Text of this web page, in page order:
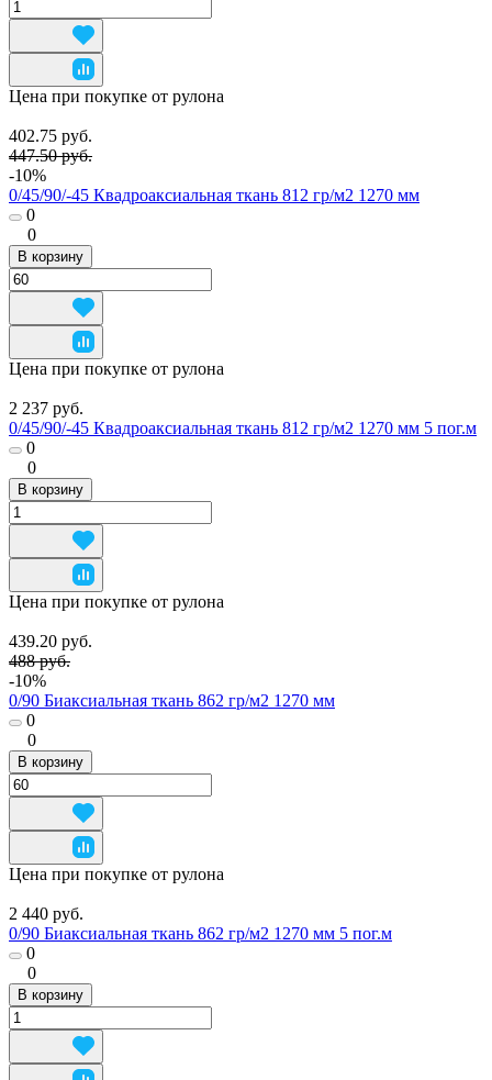
Цена при покупке от рулона
402.75 руб.
447.50 руб.
-10%
0/45/90/-45 Квадроаксиальная ткань 812 гр/м2 1270 мм
0
0
В корзину
Цена при покупке от рулона
2 237 руб.
0/45/90/-45 Квадроаксиальная ткань 812 гр/м2 1270 мм 5 пог.м
0
0
В корзину
Цена при покупке от рулона
439.20 руб.
488 руб.
-10%
0/90 Биаксиальная ткань 862 гр/м2 1270 мм
0
0
В корзину
Цена при покупке от рулона
2 440 руб.
0/90 Биаксиальная ткань 862 гр/м2 1270 мм 5 пог.м
0
0
В корзину